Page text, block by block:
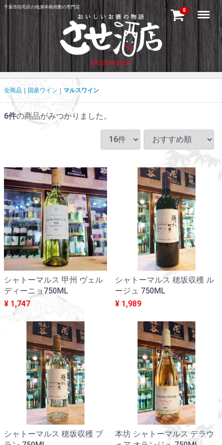
千葉市稲毛区の地酒本格焼酎の専門店
0 Menu
全商品 国産ワイン マルスワイン
6件の商品がみつかりました。
シャトーマルス 甲州 ヴェル
ディーニョ750ML
¥ 1,747
シャトーマルス 穂坂収穫 ル
ージュ 750ML
¥ 1,989
シャトーマルス 穂坂収穫 ブ
本坊 シャトーマルス デラウ